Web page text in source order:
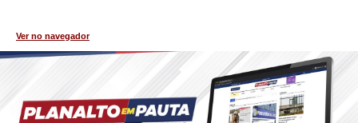
Ver no navegador